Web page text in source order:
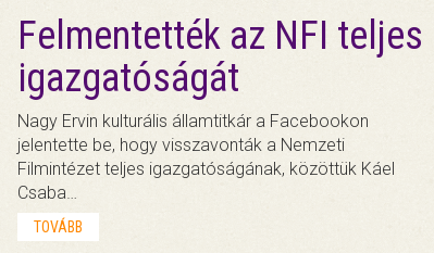
Felmentették az NFI teljes
igazgatóságát
Nagy Ervin kulturális államtitkár a Facebookon
jelentette be, hogy visszavonták a Nemzeti
Filmintézet teljes igazgatóságának, közöttük Káel
Csaba…
TOVÁBB